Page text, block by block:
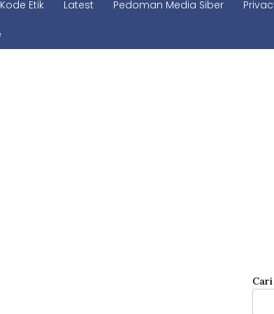
Kode Etik Latest Pedoman Media Siber
Cari